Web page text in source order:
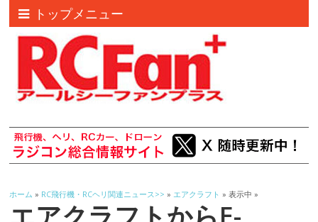
トップメニュー
ホーム » RC飛行機・RCヘリ関連ニュース>> »エアクラフト » 表示中 »